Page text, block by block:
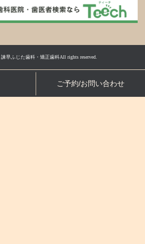
諫早ふじた歯科・矯正歯科All rights reserved.
ご予約/お問い合わせ